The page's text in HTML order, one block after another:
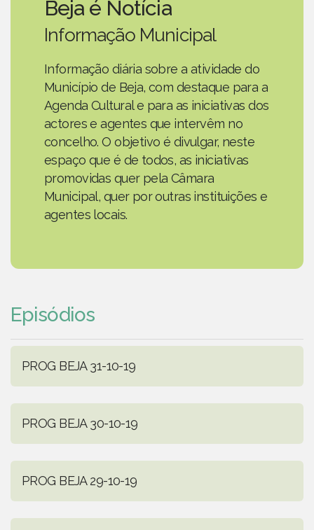
Beja é Notícia
Informação Municipal
Informação diária sobre a atividade do
Município de Beja, com destaque para a
Agenda Cultural e para as iniciativas dos
actores e agentes que intervêm no
concelho. O objetivo é divulgar, neste
espaço que é de todos, as iniciativas
promovidas quer pela Câmara
Municipal, quer por outras instituições e
agentes locais.
Episódios
PROG BEJA 31-10-19
PROG BEJA 30-10-19
PROG BEJA 29-10-19